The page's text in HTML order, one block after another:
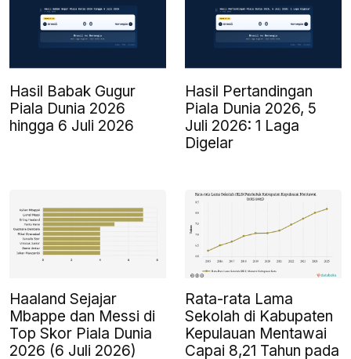
Hasil Babak Gugur
Piala Dunia 2026
hingga 6 Juli 2026
Hasil Pertandingan
Piala Dunia 2026, 5
Juli 2026: 1 Laga
Digelar
Haaland Sejajar
Mbappe dan Messi di
Top Skor Piala Dunia
2026 (6 Juli 2026)
Rata-rata Lama
Sekolah di Kabupaten
Kepulauan Mentawai
Capai 8,21 Tahun pada